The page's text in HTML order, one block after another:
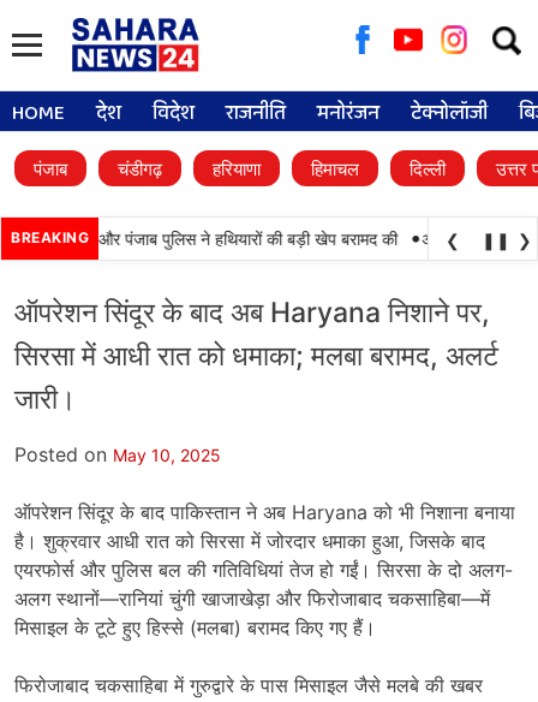
for:
HOME देश विदेश राजनीति मनोरंजन टेक्नोलॉजी
पंजाब चंडीगढ़ हरियाणा हिमाचल दिल्ली उत्तर
BREAKINGBSF और पंजाब पुलिस ने हथियारों की बड़ी खेप बरामद की • अमन अरोड़ा ने
❮ ❚❚ ❯
ऑपरेशन सिंदूर के बाद अब Haryana निशाने पर,
सिरसा में आधी रात को धमाका; मलबा बरामद, अलर्ट
जारी।
Posted on May 10, 2025
ऑपरेशन सिंदूर के बाद पाकिस्तान ने अब Haryana को भी निशाना बनाया
है। शुक्रवार आधी रात को सिरसा में जोरदार धमाका हुआ, जिसके बाद
एयरफोर्स और पुलिस बल की गतिविधियां तेज हो गईं। सिरसा के दो अलग-
अलग स्थानों—रानियां चुंगी खाजाखेड़ा और फिरोजाबाद चकसाहिबा—में
मिसाइल के टूटे हुए हिस्से (मलबा) बरामद किए गए हैं।
फिरोजाबाद चकसाहिबा में गुरुद्वारे के पास मिसाइल जैसे मलबे की खबर